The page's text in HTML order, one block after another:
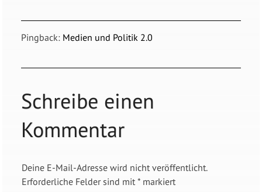
Pingback: Medien und Politik 2.0
Schreibe einen
Kommentar
Deine E-Mail-Adresse wird nicht veröffentlicht.
Erforderliche Felder sind mit *markiert